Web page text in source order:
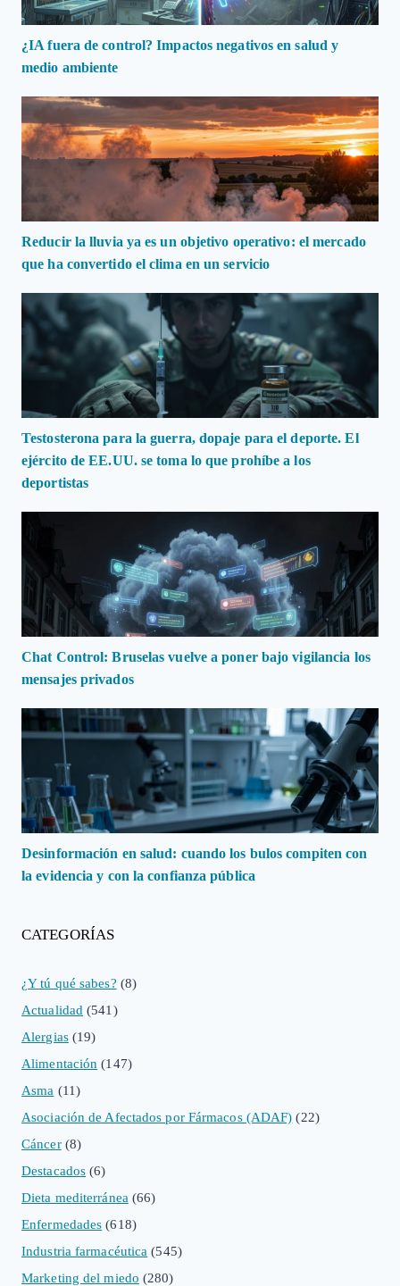
¿IA fuera de control? Impactos negativos en salud y
medio ambiente
Reducir la lluvia ya es un objetivo operativo: el mercado
que ha convertido el clima en un servicio
Testosterona para la guerra, dopaje para el deporte. El
ejército de EE.UU. se toma lo que prohíbe a los
deportistas
Chat Control: Bruselas vuelve a poner bajo vigilancia los
mensajes privados
Desinformación en salud: cuando los bulos compiten con
la evidencia y con la confianza pública
CATEGORÍAS
¿Y tú qué sabes? (8)
Actualidad (541)
Alergias(19)
Alimentación (147)
Asma (11)
Asociación de Afectados por Fármacos (ADAF) (22)
Cáncer(8)
Destacados (6)
Dieta mediterránea (66)
Enfermedades (618)
Industria farmacéutica (545)
Marketing del miedo (280)